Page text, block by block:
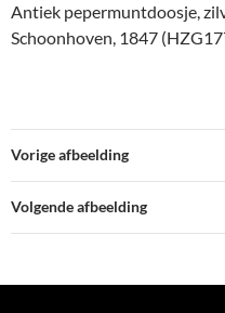
Antiek pepermuntdoosje,
Schoonhoven, 1847
Vorige afbeelding
Volgende afbeelding